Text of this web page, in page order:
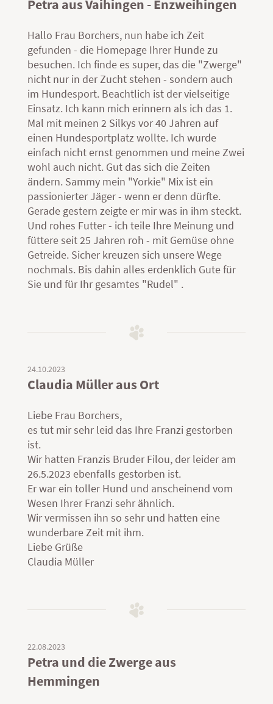
Petra aus Vaihingen - Enzweihingen
Hallo Frau Borchers, nun habe ich Zeit
gefunden - die Homepage Ihrer Hunde zu
besuchen. Ich finde es super, das die "Zwerge"
nicht nur in der Zucht stehen - sondern auch
im Hundesport. Beachtlich ist der vielseitige
Einsatz. Ich kann mich erinnern als ich das 1.
Mal mit meinen 2 Silkys vor 40 Jahren auf
einen Hundesportplatz wollte. Ich wurde
einfach nicht ernst genommen und meine Zwei
wohl auch nicht. Gut das sich die Zeiten
ändern. Sammy mein "Yorkie" Mix ist ein
passionierter Jäger - wenn er denn dürfte.
Gerade gestern zeigte er mir was in ihm steckt.
Und rohes Futter - ich teile Ihre Meinung und
füttere seit 25 Jahren roh - mit Gemüse ohne
Getreide. Sicher kreuzen sich unsere Wege
nochmals. Bis dahin alles erdenklich Gute für
Sie und für Ihr gesamtes "Rudel" .
24.10.2023
Claudia Müller aus Ort
Liebe Frau Borchers,
es tut mir sehr leid das Ihre Franzi gestorben
ist.
Wir hatten Franzis Bruder Filou, der leider am
26.5.2023 ebenfalls gestorben ist.
Er war ein toller Hund und anscheinend vom
Wesen Ihrer Franzi sehr ähnlich.
Wir vermissen ihn so sehr und hatten eine
wunderbare Zeit mit ihm.
Liebe Grüße
Claudia Müller
22.08.2023
Petra und die Zwerge aus
Hemmingen